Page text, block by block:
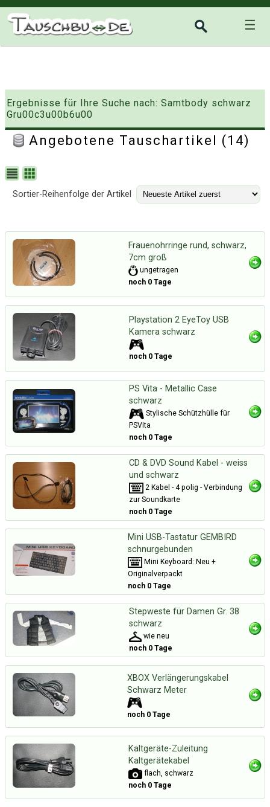
☰
Ergebnisse für Ihre Suche nach: Samtbody schwarz
Gru00c3u00b6u00
Angebotene Tauschartikel (14)
Sortier-Reihenfolge der Artikel
Frauenohrringe rund, schwarz,
7cm groß
ungetragen
noch 0 Tage
Playstation 2 EyeToy USB
Kamera schwarz
noch 0 Tage
PS Vita - Metallic Case
schwarz
Stylische Schützhülle für
PSVita
noch 0 Tage
CD & DVD Sound Kabel - weiss
und schwarz
2 Kabel - 4 polig - Verbindung
zur Soundkarte
noch 0 Tage
Mini USB-Tastatur GEMBIRD
schnurgebunden
Mini Keyboard: Neu +
Originalverpackt
noch 0 Tage
Stepweste für Damen Gr. 38
schwarz
wie neu
noch 0 Tage
XBOX Verlängerungskabel
Schwarz Meter
noch 0 Tage
Kaltgeräte-Zuleitung
Kaltgerätekabel
flach, schwarz
noch 0 Tage